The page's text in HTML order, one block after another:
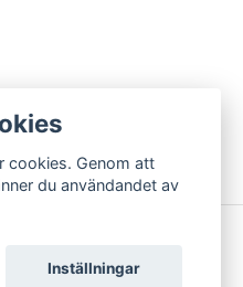
cookies. Genom att
du användandet av
Inställningar